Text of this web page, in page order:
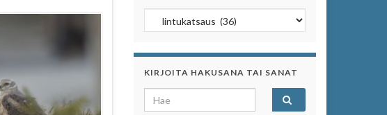
Kategoriaa klikkaamalla näet sen artikkelit
KIRJOITA HAKUSANA TAI SANAT
Search for: